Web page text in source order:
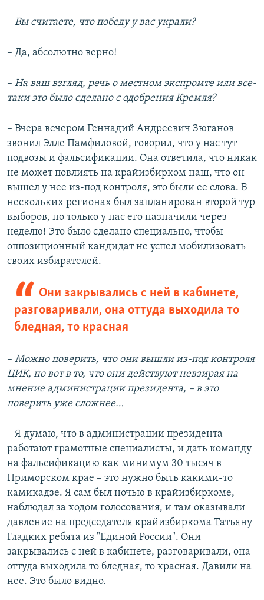
–​ Вы считаете, что победу у вас украли?
– Да, абсолютно верно!
–​ На ваш взгляд, речь о местном экспромте или все-
таки это было сделано с одобрения Кремля?
– Вчера вечером Геннадий Андреевич Зюганов
звонил Элле Памфиловой, говорил, что у нас тут
подвозы и фальсификации. Она ответила, что никак
не может повлиять на крайизбирком наш, что он
вышел у нее из-под контроля, это были ее слова. В
нескольких регионах был запланирован второй тур
выборов, но только у нас его назначили через
неделю! Это было сделано специально, чтобы
оппозиционный кандидат не успел мобилизовать
своих избирателей.
Они закрывались с ней в кабинете,
разговаривали, она оттуда выходила то
бледная, то красная
–​ Можно поверить, что они вышли из-под контроля
ЦИК, но вот в то, что они действуют невзирая на
мнение администрации президента, – в это
поверить уже сложнее…
– Я думаю, что в администрации президента
работают грамотные специалисты, и дать команду
на фальсификацию как минимум 30 тысяч в
Приморском крае – это нужно быть какими-то
камикадзе. Я сам был ночью в крайизбиркоме,
наблюдал за ходом голосования, и там оказывали
давление на председателя крайизбиркома Татьяну
Гладких ребята из "Единой России". Они
закрывались с ней в кабинете, разговаривали, она
оттуда выходила то бледная, то красная. Давили на
нее. Это было видно.